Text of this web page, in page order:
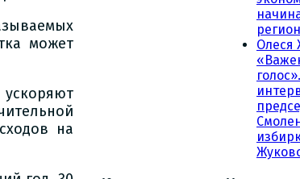
может
на
Олеся